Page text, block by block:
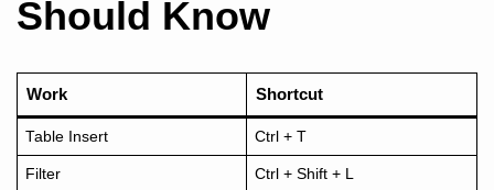
Should Know
Work Shortcut
Table Insert Ctrl + T
Filter Ctrl + Shift + L